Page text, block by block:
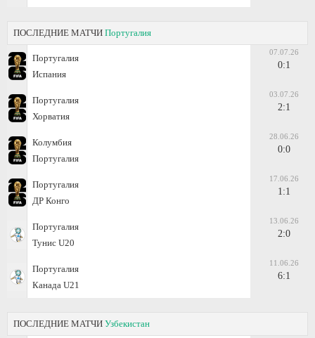
ПОСЛЕДНИЕ МАТЧИ Португалия
Португалия
Испания
07.07.26
0:1
Португалия
Хорватия
03.07.26
2:1
Колумбия
Португалия
28.06.26
0:0
Португалия
ДР Конго
17.06.26
1:1
Португалия
Тунис U20
13.06.26
2:0
Португалия
Канада U21
11.06.26
6:1
ПОСЛЕДНИЕ МАТЧИ Узбекистан